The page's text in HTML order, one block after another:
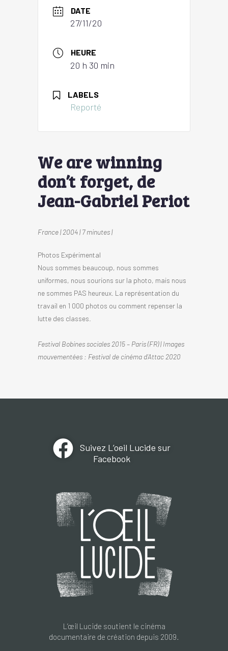
DATE
27/11/20
HEURE
20 h 30 min
LABELS
Reporté
We are winning
don’t forget, de
Jean-Gabriel Periot
France | 2004 | 7 minutes |
Photos Expérimental
Nous sommes beaucoup, nous sommes
uniformes, nous sourions sur la photo, mais nous
ne sommes PAS heureux. La représentation du
travail en 1 000 photos ou comment repenser la
lutte des classes.
Festival Bobines sociales 2015 – Paris (FR) | Images
mouvementées : Festival de cinéma d’Attac 2020
Suivez L’oeil Lucide sur
Facebook
L’œil Lucide soutient le cinéma
documentaire de création depuis 2009.